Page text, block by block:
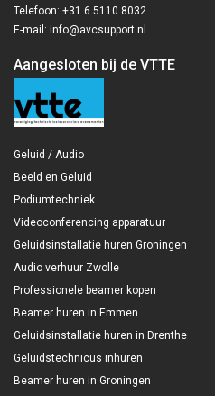
Telefoon: +31 6 5110 8032
E-mail: info@avcsupport.nl
Aangesloten bij de VTTE
Geluid / Audio
Beeld en Geluid
Podiumtechniek
Videoconferencing apparatuur
Geluidsinstallatie huren Groningen
Audio verhuur Zwolle
Professionele beamer kopen
Beamer huren in Emmen
Geluidsinstallatie huren in Drenthe
Geluidstechnicus inhuren
Beamer huren in Groningen